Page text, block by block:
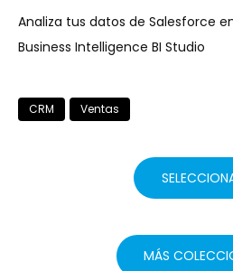
Analiza tus datos de Salesforce
Business Intelligence BI Studio
CRM Ventas
MÁS